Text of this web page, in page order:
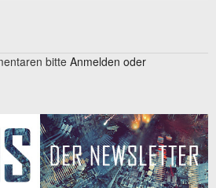
bitte Anmelden oder